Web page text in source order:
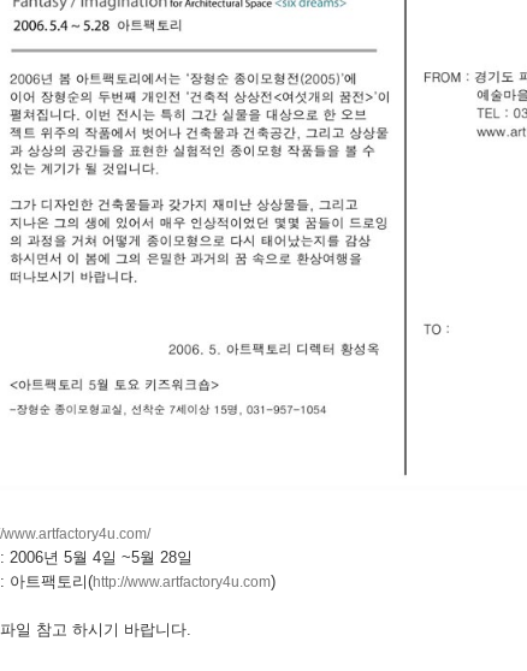
www.artfactory4u.com/
2006년 5월 4일 ~5월 28일
아트팩토리(http://www.artfactory4u.com)
일 참고 하시기 바랍니다.